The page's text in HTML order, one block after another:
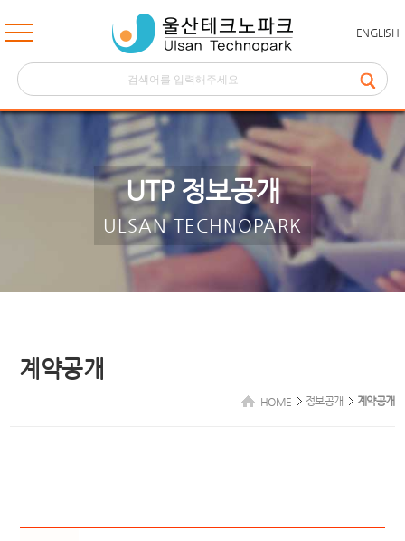
ENGLISH
UTP 정보공개
ULSAN TECHNOPARK
계약공개
HOME 정보공개 계약공개